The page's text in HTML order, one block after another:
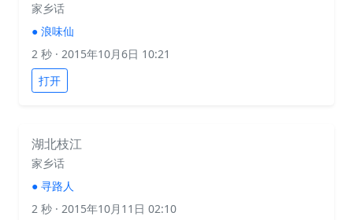
家乡话
● 浪味仙
2 秒 · 2015年10月6日 10:21
打开
湖北枝江
家乡话
● 寻路人
2 秒 · 2015年10月11日 02:10